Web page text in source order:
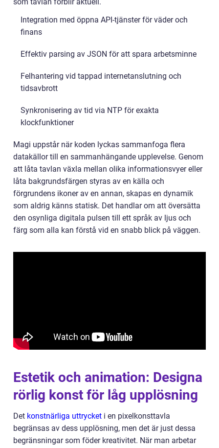
Integration med öppna API-tjänster för väder och
finans
Effektiv parsing av JSON för att spara arbetsminne
Felhantering vid tappad internetanslutning och
tidsavbrott
Synkronisering av tid via NTP för exakta
klockfunktioner
Magi uppstår när koden lyckas sammanfoga flera
datakällor till en sammanhängande upplevelse. Genom
att låta tavlan växla mellan olika informationsvyer eller
låta bakgrundsfärgen styras av en källa och
förgrundens ikoner av en annan, skapas en dynamik
som aldrig känns statisk. Det handlar om att översätta
den osynliga digitala pulsen till ett språk av ljus och
färg som alla kan förstå vid en snabb blick på väggen.
Estetik och animation: Designa
rörlig konst för låg upplösning
Det konstnärliga uttrycket i en pixelkonsttavla
begränsas av dess upplösning, men det är just dessa
begränsningar som föder kreativitet. När man arbetar